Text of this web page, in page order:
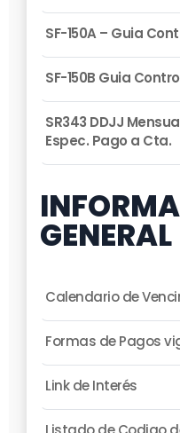
SF-150A – Guia
SF-150B Guia
SR343 DDJJ
Espec. Pago a Cta.
GENERAL
Calendario de
Formas de Pagos
Link de Interés